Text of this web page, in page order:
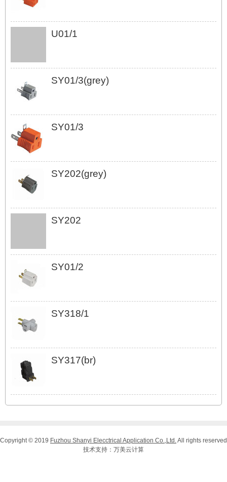
U01/1
SY01/3(grey)
SY01/3
SY202(grey)
SY202
SY01/2
SY318/1
SY317(br)
Copyright © 2019 Fuzhou Shanyi Elecctrical Application Co.,Ltd.All rights reserved
技术支持： 万美云计算